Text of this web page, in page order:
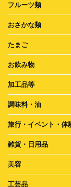
フルーツ類
おさかな類
たまご
お飲み物
加工品等
調味料・油
旅行・イベント・体
雑貨・日用品
美容
工芸品